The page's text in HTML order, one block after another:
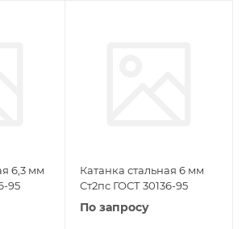
6,3 мм
95
Катанка стальная 6 мм
Ст2пс ГОСТ 30136-95
По запросу